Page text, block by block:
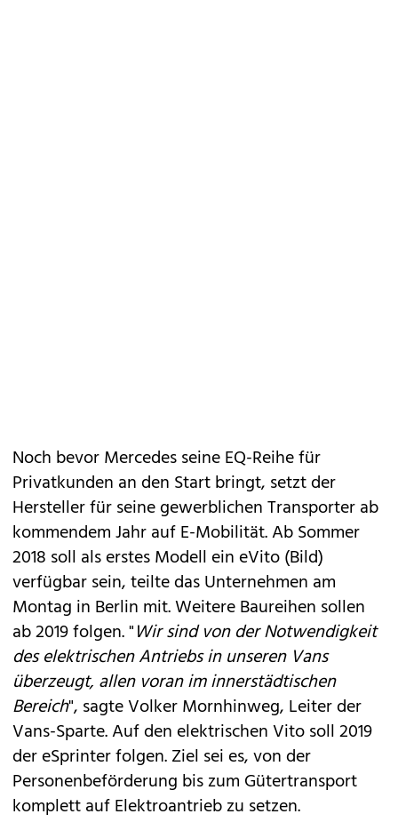
Noch bevorMercedesseineEQ-Reihefür
Privatkunden an den Start bringt, setzt der
Hersteller für seine gewerblichen Transporter ab
kommendem Jahr auf E-Mobilität. Ab Sommer
2018 soll als erstes Modell ein eVito (Bild)
verfügbar sein, teilte das Unternehmen am
Montag in Berlin mit. Weitere Baureihen sollen
ab 2019 folgen. "Wir sind von der Notwendigkeit
des elektrischen Antriebs in unseren Vans
überzeugt, allen voran im innerstädtischen
Bereich", sagte Volker Mornhinweg, Leiter der
Vans-Sparte. Auf den elektrischen Vito soll 2019
der eSprinter folgen. Ziel sei es, von der
Personenbeförderung bis zum Gütertransport
komplett auf Elektroantrieb zu setzen.